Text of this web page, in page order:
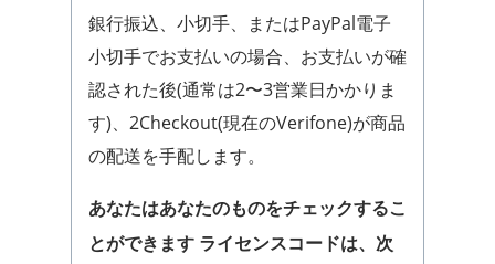
銀行振込、小切手、またはPayPal電子
小切手でお支払いの場合、お支払いが確
認された後(通常は2〜3営業日かかりま
す)、2Checkout(現在のVerifone)が商品
の配送を手配します。
あなたはあなたのものをチェックするこ
とができます ライセンスコードは、次